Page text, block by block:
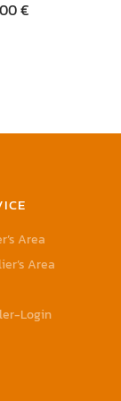
€
Area
Area
Login